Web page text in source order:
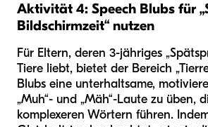
Aktivität 4: Speech Blubs für
Bildschirmzeit“ nutzen
Für Eltern, deren 3-jähriges
Tiere liebt, bietet der Bereich
Blubs eine unterhaltsame,
„Muh“- und „Mäh“-Laute zu üben,
komplexeren Wörtern führen.